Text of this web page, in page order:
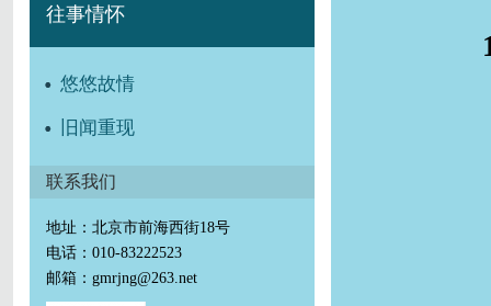
往事情怀
悠悠故情
旧闻重现
联系我们
地址：北京市前海西街18号
电话：010-83222523
邮箱：gmrjng@263.net